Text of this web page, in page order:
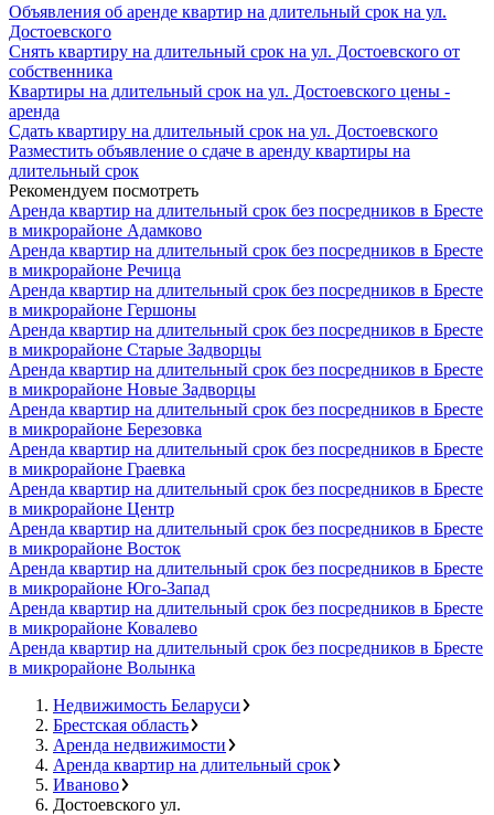
Объявления об аренде квартир на длительный срок на ул.
Достоевского
Снять квартиру на длительный срок на ул. Достоевского от
собственника
Квартиры на длительный срок на ул. Достоевского цены -
аренда
Сдать квартиру на длительный срок на ул. Достоевского
Разместить объявление о сдаче в аренду квартиры на
длительный срок
Рекомендуем посмотреть
Аренда квартир на длительный срок без посредников в Бресте
в микрорайоне Адамково
Аренда квартир на длительный срок без посредников в Бресте
в микрорайоне Речица
Аренда квартир на длительный срок без посредников в Бресте
в микрорайоне Гершоны
Аренда квартир на длительный срок без посредников в Бресте
в микрорайоне Старые Задворцы
Аренда квартир на длительный срок без посредников в Бресте
в микрорайоне Новые Задворцы
Аренда квартир на длительный срок без посредников в Бресте
в микрорайоне Березовка
Аренда квартир на длительный срок без посредников в Бресте
в микрорайоне Граевка
Аренда квартир на длительный срок без посредников в Бресте
в микрорайоне Центр
Аренда квартир на длительный срок без посредников в Бресте
в микрорайоне Восток
Аренда квартир на длительный срок без посредников в Бресте
в микрорайоне Юго-Запад
Аренда квартир на длительный срок без посредников в Бресте
в микрорайоне Ковалево
Аренда квартир на длительный срок без посредников в Бресте
в микрорайоне Волынка
Недвижимость Беларуси
Брестская область
Аренда недвижимости
Аренда квартир на длительный срок
Иваново
Достоевского ул.